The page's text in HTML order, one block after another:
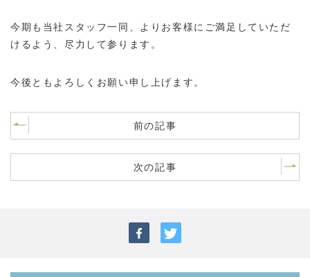
今期も当社スタッフ一同、よりお客様にご満足していただ
けるよう、尽力して参ります。
今後ともよろしくお願い申し上げます。
前の記事
次の記事